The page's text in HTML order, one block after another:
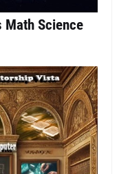
Math Science